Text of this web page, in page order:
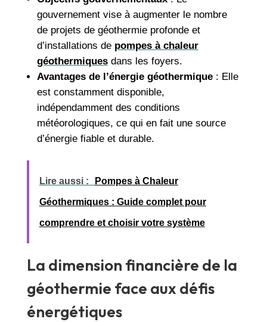
gouvernement vise à augmenter le nombre
de projets de géothermie profonde et
d’installations de pompes à chaleur
géothermiquesdans les foyers.
Avantages de l’énergie géothermique: Elle
est constamment disponible,
indépendamment des conditions
météorologiques, ce qui en fait une source
d’énergie fiable et durable.
Lire aussi : Pompes à Chaleur
Géothermiques : Guide complet pour
comprendre et choisir votre système
La dimension financière de la
géothermie face aux défis
énergétiques